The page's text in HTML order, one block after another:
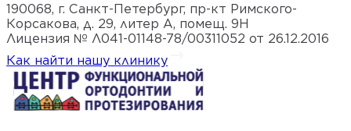
190068, г. Санкт-Петербург, пр-кт Римского-
Корсакова, д. 29, литер А, помещ. 9Н
Лицензия № Л041-01148-78/00311052 от 26.12.2016
Как найти нашу клинику